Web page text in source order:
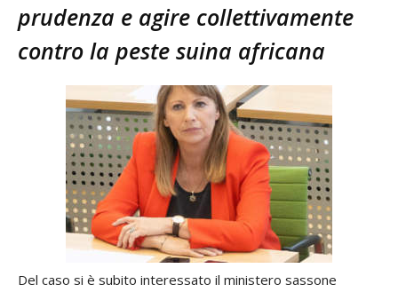
prudenza e agire collettivamente
contro la peste suina africana
Del caso si è subito interessato il ministero sassone